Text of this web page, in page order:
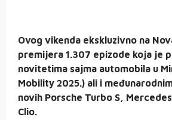
Ovog vikenda ekskluzivno na
premijera 1.307 epizode koja je
novitetima sajma automobila u
Mobility 2025.) ali i
novih Porsche Turbo S,
Clio.